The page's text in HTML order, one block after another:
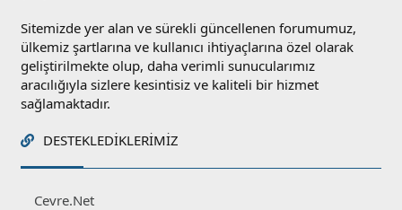
Sitemizde yer alan ve sürekli güncellenen forumumuz,
ülkemiz şartlarına ve kullanıcı ihtiyaçlarına özel olarak
geliştirilmekte olup, daha verimli sunucularımız
aracılığıyla sizlere kesintisiz ve kaliteli bir hizmet
sağlamaktadır.
DESTEKLEDIKLERIMIZ
Cevre.Net